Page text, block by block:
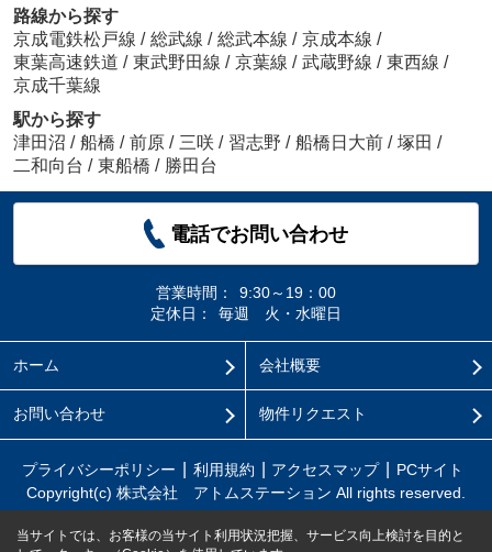
路線から探す
京成電鉄松戸線 / 総武線 / 総武本線 / 京成本線 /
東葉高速鉄道 / 東武野田線 / 京葉線 / 武蔵野線 / 東西線 /
京成千葉線
駅から探す
津田沼 / 船橋 / 前原 / 三咲 / 習志野 / 船橋日大前 / 塚田 /
二和向台 / 東船橋 / 勝田台
電話でお問い合わせ
営業時間：
9:30～19：00
定休日：
毎週 火・水曜日
ホーム 会社概要
お問い合わせ 物件リクエスト
プライバシーポリシー 利用規約 アクセスマップ
PCサイト
Copyright(c) 株式会社 アトムステーション All rights reserved.
当サイトでは、お客様の当サイト利用状況把握、サービス向上検討を目的と